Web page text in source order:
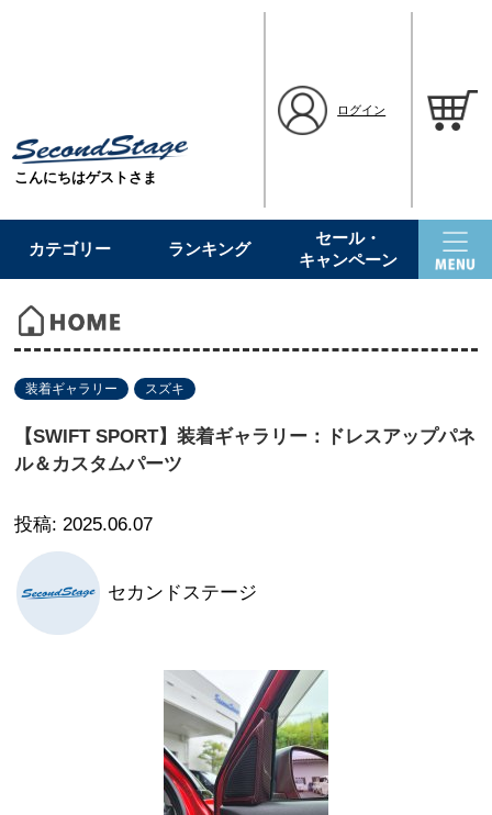
こんにちはゲストさま
ログイン
カテゴリー ランキング
セール・
キャンペーン
装着ギャラリー スズキ
【SWIFT SPORT】装着ギャラリー：ドレスアップパネ
ル＆カスタムパーツ
2025.06.07
セカンドステージ